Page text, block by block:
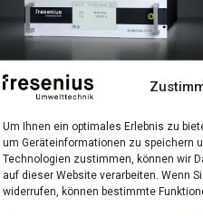
Um Ihnen ein optimales Erlebnis zu
um Geräteinformationen zu speichern
Technologien zustimmen, können wir
auf dieser Website verarbeiten. Wenn
widerrufen, können bestimmte
TDLAS
Laseranalysator für
Biomethan-